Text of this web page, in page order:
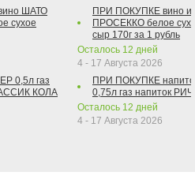
ШАТО
сухое
0,5л газ
КОЛА
ПРИ ПОКУПКЕ вино
ПРОСЕККО белое
сыр 170г за 1 рубль
Осталось 12 дней
4 - 17 Августа 2026
ПРИ ПОКУПКЕ
0,75л газ напиток
Осталось 12 дней
4 - 17 Августа 2026